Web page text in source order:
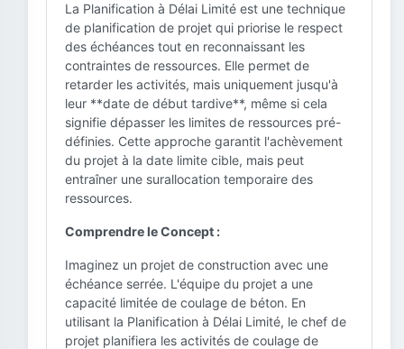
La Planification à Délai Limité est une technique
de planification de projet qui priorise le respect
des échéances tout en reconnaissant les
contraintes de ressources. Elle permet de
retarder les activités, mais uniquement jusqu'à
leur **date de début tardive**, même si cela
signifie dépasser les limites de ressources pré-
définies. Cette approche garantit l'achèvement
du projet à la date limite cible, mais peut
entraîner une surallocation temporaire des
ressources.
Comprendre le Concept :
Imaginez un projet de construction avec une
échéance serrée. L'équipe du projet a une
capacité limitée de coulage de béton. En
utilisant la Planification à Délai Limité, le chef de
projet planifiera les activités de coulage de